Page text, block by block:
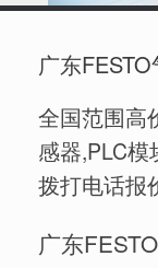
广东
全国范围高
感器,PLC模
拨打电话报
广东